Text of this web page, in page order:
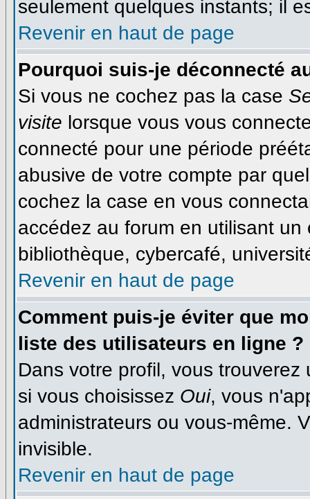
seulement quelques instants; il
Revenir en haut de page
Pourquoi suis-je déconnecté
Si vous ne cochez pas la case
visite lorsque vous vous
connecté pour une période
abusive de votre compte par
cochez la case en vous
accédez au forum en utilisant
bibliothèque, cybercafé,
Revenir en haut de page
Comment puis-je éviter que
liste des utilisateurs en ligne ?
Dans votre profil, vous
si vous choisissez Oui, vous
administrateurs ou vous-même.
invisible.
Revenir en haut de page